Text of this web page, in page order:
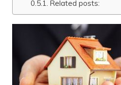
Related posts: